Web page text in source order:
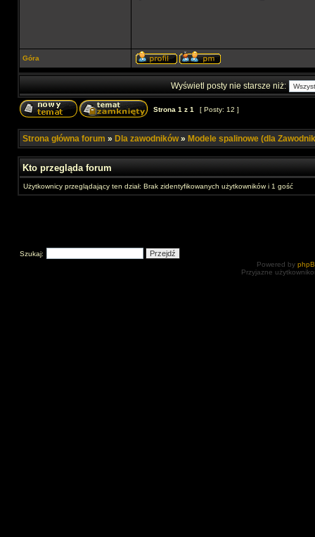
Góra
Wyświetl posty nie starsze niż:
Strona 1 z 1 [ Posty: 12 ]
Strona główna forum » Dla zawodników» Modele spalinowe (dla
Kto przegląda forum
Użytkownicy przeglądający ten dział: Brak zidentyfikowanych użytkowników i 1 gość
Szukaj:
Powered by
Przyjazne